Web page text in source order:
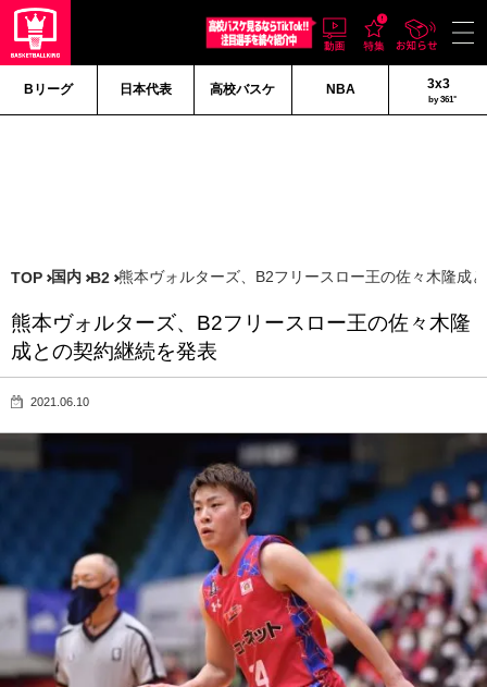
Bリーグ 日本代表 高校バスケ NBA 3x3
by 361°
TOP 国内 B2 熊本ヴォルターズ、B2フリースロー王の佐々木隆成
熊本ヴォルターズ、B2フリースロー王の佐々木隆
成との契約継続を発表
2021.06.10